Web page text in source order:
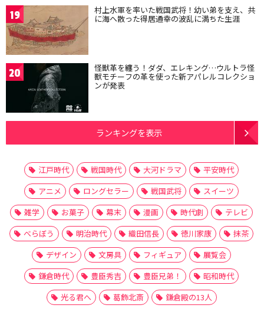
19 村上水軍を率いた戦国武将！幼い弟を支え、共
に海へ散った得居通幸の波乱に満ちた生涯
20 怪獣革を纏う！ダダ、エレキング…ウルトラ怪
獣モチーフの革を使った新アパレルコレクショ
ンが発表
ランキングを表示
江戸時代 戦国時代 大河ドラマ
平安時代
アニメ
ロングセラー 戦国武将
スイーツ
雑学
お菓子 幕末 漫画 時代劇
テレビ
べらぼう
明治時代 織田信長 徳川家康
抹茶
デザイン
文房具 フィギュア
展覧会
鎌倉時代
豊臣秀吉 豊臣兄弟！
昭和時代
光る君へ
葛飾北斎 鎌倉殿の13人